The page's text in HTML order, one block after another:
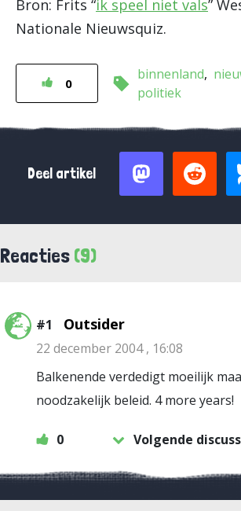
Bron: Frits “ik speel niet vals”
Nationale Nieuwsquiz.
0
binnenland
politiek
Deel artikel
Reacties (9)
#1 Outsider
22 december 2004 , 16:08
Balkenende verdedigt moeilijk
noodzakelijk beleid. 4 more years!
0 Volgende